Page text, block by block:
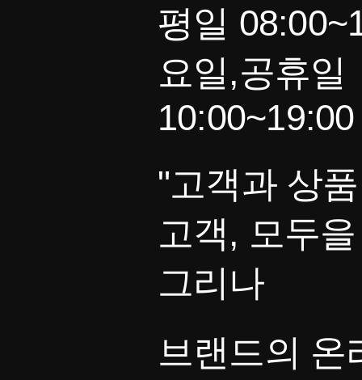
평일
요일,공휴일
10:00~19:00
"고객과 상
고객, 모두
그리나
브랜드의 온